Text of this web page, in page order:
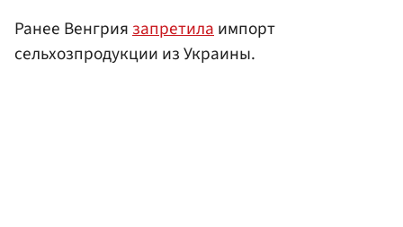
Ранее Венгриязапретилаимпорт
сельхозпродукции из Украины.